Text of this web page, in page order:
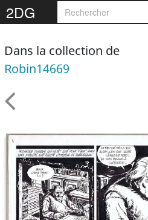
2DG
Dans la collection de
Robin14669